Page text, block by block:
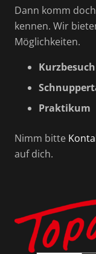
Dann komm
kennen. Wir
Möglichkeiten.
Kurzbesuch
Praktikum
Nimm bitte
auf dich.